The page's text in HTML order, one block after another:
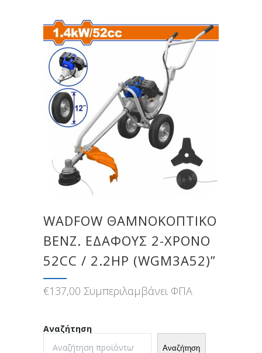
WADFOW ΘΑΜΝΟΚΟΠΤΙΚΟ
ΒΕΝΖ. ΕΔΑΦΟΥΣ 2-ΧΡΟΝΟ
52CC / 2.2HP (WGM3A52)”
€137,00 Συμπεριλαμβάνει ΦΠΑ
Αναζήτηση
Αναζήτηση